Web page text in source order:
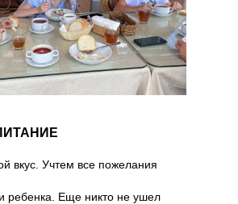
вкус. Учтем все пожелания
ребенка. Еще никто не ушел